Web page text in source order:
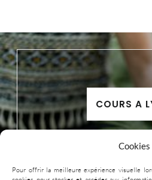
Cookies
Pour offrir la meilleure expérience visuelle
COURS A